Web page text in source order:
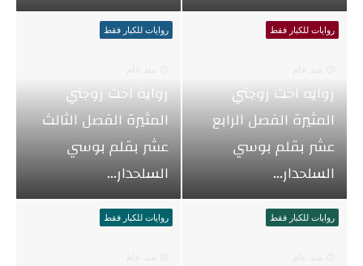
روايات للكبار فقط
روايه اخت زوجتي
المثيرة الفصل الرابع
عشر بقلم بوسي
السلحدار...
روايات للكبار فقط
رواية اخت زوجتي
المثيرة الفصل الثالث
عشر بقلم بوسي
السلحدار...
روايات للكبار فقط روايات للكبار فقط